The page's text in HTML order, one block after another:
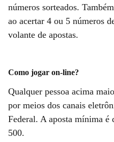
números sorteados.
ao acertar 4 ou 5 números
volante de apostas.
Como jogar on-line?
Qualquer pessoa acima
por meios dos canais
Federal. A aposta mínima é
500.